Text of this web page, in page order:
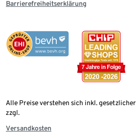
Barrierefreiheitserklärung
Alle Preise verstehen sich inkl.
zzgl.
Versandkosten